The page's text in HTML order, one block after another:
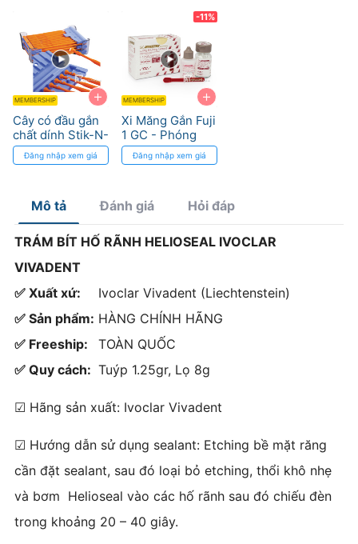
+
MEMBERSHIP
Cây có đầu gắn
chất dính Stik-N-
Place® Directa
Đăng nhập xem giá
+
-11%
MEMBERSHIP
Xi Măng Gắn Fuji
1 GC - Phóng
Thích Fluoride,
Độ Bền Cao
Đăng nhập xem giá
Mô tả Đánh giá Hỏi đáp
TRÁM BÍT HỐ RÃNH HELIOSEAL IVOCLAR
VIVADENT
✅ Xuất xứ:
Ivoclar Vivadent (Liechtenstein)
✅ Sản phẩm: HÀNG CHÍNH HÃNG
✅ Freeship:
TOÀN QUỐC
✅ Quy cách: Tuýp 1.25gr, Lọ 8g
☑ Hãng sản xuất: Ivoclar Vivadent
☑ Hướng dẫn sử dụng sealant: Etching bề mặt răng
cần đặt sealant, sau đó loại bỏ etching, thổi khô nhẹ
và bơm Helioseal vào các hố rãnh sau đó chiếu đèn
trong khoảng 20 – 40 giây.